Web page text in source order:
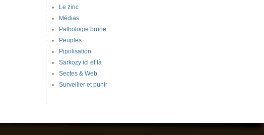
Le zinc
Médias
Pathologie brune
Peuples
Pipolisation
Sarkozy ici et là
Sectes & Web
Surveiller et punir